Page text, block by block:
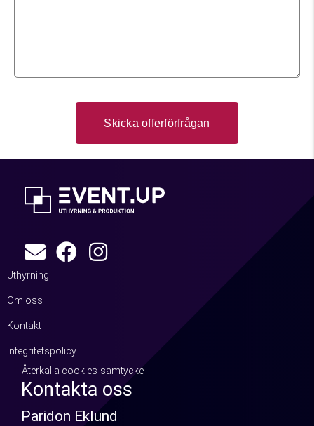
Uthyrning
Om oss
Kontakt
Integritetspolicy
Återkalla cookies-samtycke
Kontakta oss
Paridon Eklund